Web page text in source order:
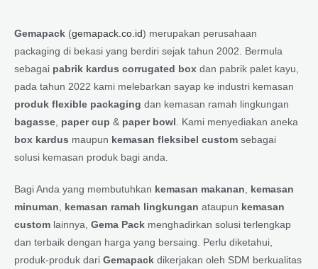
Gemapack (gemapack.co.id) merupakan perusahaan
packaging di bekasi yang berdiri sejak tahun 2002. Bermula
sebagai pabrik kardus corrugated box dan pabrik palet kayu,
pada tahun 2022 kami melebarkan sayap ke industri kemasan
produk flexible packaging dan kemasan ramah lingkungan
bagasse paper cup & paper bowl . Kami menyediakan aneka
box kardus maupun kemasan fleksibel custom sebagai
solusi kemasan produk bagi anda.
Bagi Anda yang membutuhkan kemasan makanan
kemasan
minuman
kemasan ramah lingkungan ataupun kemasan
custom lainnya, Gema Pack menghadirkan solusi terlengkap
dan terbaik dengan harga yang bersaing. Perlu diketahui,
produk-produk dari Gemapack dikerjakan oleh SDM berkualitas